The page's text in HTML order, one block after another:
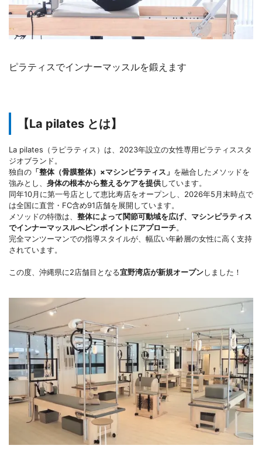
ピラティスでインナーマッスルを鍛えます
【La pilates とは】
La pilates（ラピラティス）は、2023年設立の女性専用ピラティススタ
ジオブランド。
独自の 「整体（骨膜整体）×マシンピラティス」 を融合したメソッドを
強みとし、 身体の根本から整えるケアを提供しています。
同年10月に第一号店として恵比寿店をオープンし、2026年5月末時点で
は全国に直営・FC含め91店舗を展開しています。
メソッドの特徴は、 整体によって関節可動域を広げ、マシンピラティス
でインナーマッスルへピンポイントにアプローチ。
完全マンツーマンでの指導スタイルが、幅広い年齢層の女性に高く支持
されています。
この度、沖縄県に2店舗目となる宜野湾店が新規オープンしました！